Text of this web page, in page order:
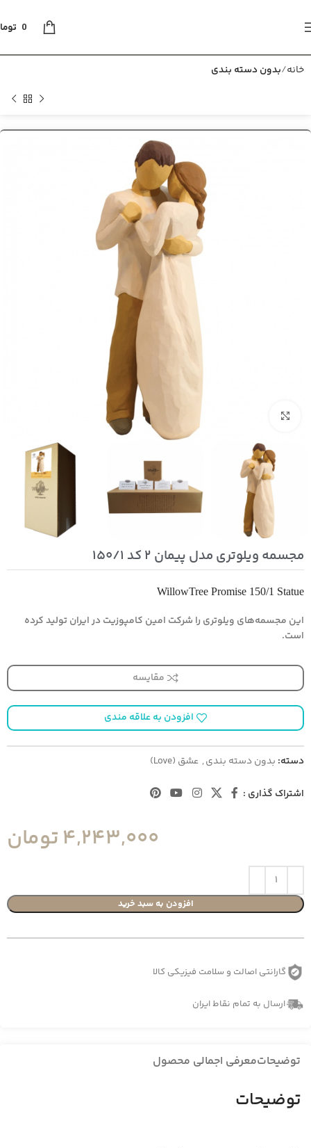
0
خانه بدون دسته بندی
مجسمه ویلوتری مدل پیمان 2 کد 150/1
WillowTree Promise 150/1 Statue
این مجسمه‌های ویلوتری را شرکت امین کامپوزیت در ایران تولید کرده
است.
مقایسه
افزودن به علاقه مندی
دسته: بدون دسته بندی, عشق (Love)
اشتراک گذاری :
4,243,000تومان
افزودن به سبد خرید
گارانتی اصالت و سلامت فیزیکی کالا
ارسال به تمام نقاط ایران
توضیحاتمعرفی اجمالی محصول
توضیحات